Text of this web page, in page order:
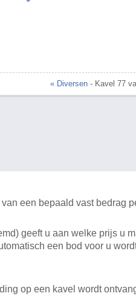
« Diversen- Kavel 77
een bepaald vast bedrag
geeft u aan welke prijs u
een bod voor u
op een kavel wordt